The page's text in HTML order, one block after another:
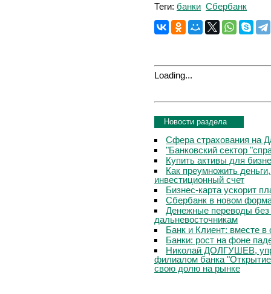
Теги: банки Сбербанк
Loading...
Новости раздела
Сфера страхования на
"Банковский сектор
Купить активы для
Как преумножить
инвестиционный счет
Бизнес-карта ускорит
Сбербанк в новом
Денежные переводы без
дальневосточникам
Банк и Клиент: вместе в
Банки: рост на фоне
Николай ДОЛГУШЕВ,
филиалом банка
свою долю на рынке